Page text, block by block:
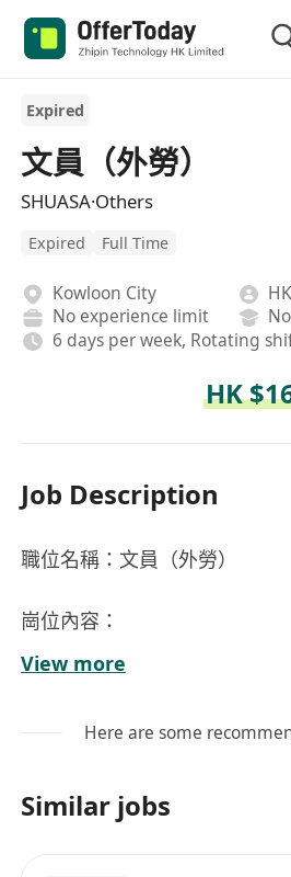
Expired
文員（外勞）
SHUASA·Others
Expired Full Time
Kowloon City
No experience limit
6 days per week, Rotating
HK
Job Description
職位名稱：文員（外勞）
崗位內容：
準確性與即時更新；
調；
會議資料準備；
View more
Here are some
Similar jobs